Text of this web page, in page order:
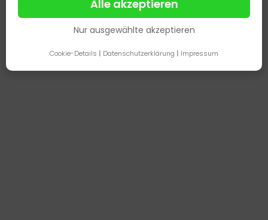
Alle akzeptieren
Nur ausgewählte akzeptieren
Cookie-Details | Datenschutzerklärung | Impressum